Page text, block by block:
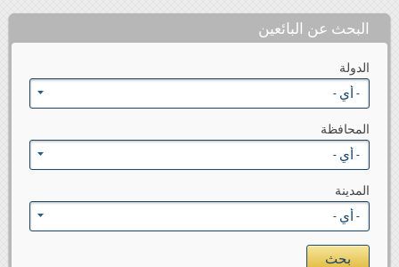
البحث عن البائعين
الدولة
المحافظة
المدينة